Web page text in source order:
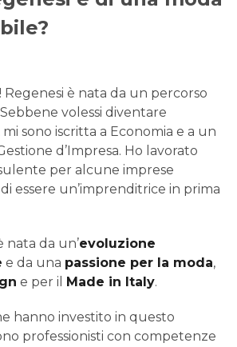
Regenesi è nata da un percorso
volessi diventare
sono iscritta a Economia e a un
d’Impresa. Ho lavorato
per alcune imprese
essere un’imprenditrice in prima
nata da un’evoluzione
e da una passione per la moda,
e per il Made in Italy.
hanno investito in questo
professionisti con competenze